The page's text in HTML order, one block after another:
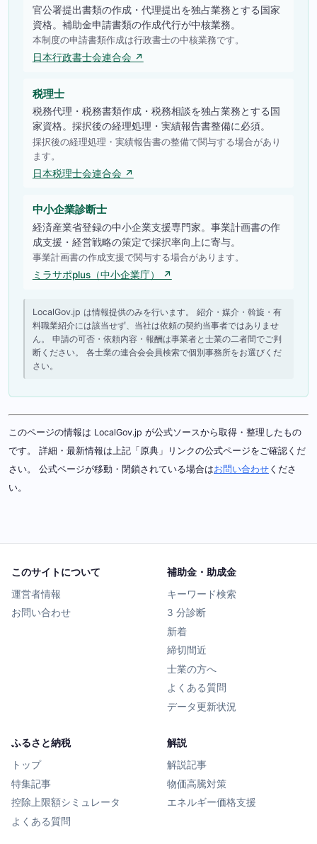
官公署提出書類の作成・代理提出を独占業務とする国家
資格。補助金申請書類の作成代行が中核業務。
本制度の申請書類作成は行政書士の中核業務です。
日本行政書士会連合会 ↗
税理士
税務代理・税務書類作成・税務相談を独占業務とする国
家資格。採択後の経理処理・実績報告書整備に必須。
採択後の経理処理・実績報告書の整備で関与する場合があり
ます。
日本税理士会連合会 ↗
中小企業診断士
経済産業省登録の中小企業支援専門家。事業計画書の作
成支援・経営戦略の策定で採択率向上に寄与。
事業計画書の作成支援で関与する場合があります。
ミラサポplus（中小企業庁） ↗
LocalGov.jp は情報提供のみを行います。 紹介・媒介・斡旋・有
料職業紹介には該当せず、当社は依頼の契約当事者ではありませ
ん。 申請の可否・依頼内容・報酬は事業者と士業の二者間でご判
断ください。 各士業の連合会会員検索で個別事務所をお選びくだ
さい。
このページの情報は LocalGov.jp が公式ソースから取得・整理したもの
です。 詳細・最新情報は上記「原典」リンクの公式ページをご確認くだ
さい。 公式ページが移動・閉鎖されている場合はお問い合わせ くださ
い。
このサイトについて
運営者情報
お問い合わせ
補助金・助成金
キーワード検索
3 分診断
新着
締切間近
士業の方へ
よくある質問
データ更新状況
ふるさと納税
トップ
特集記事
控除上限額シミュレータ
よくある質問
解説
解説記事
物価高騰対策
エネルギー価格支援